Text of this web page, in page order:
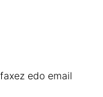
edo email